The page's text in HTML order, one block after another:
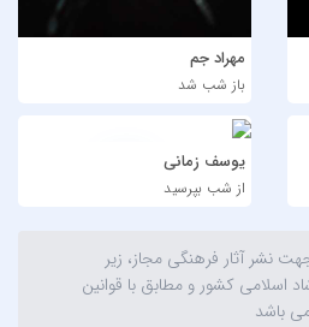
مهراد جم
باز شب شد
یوسف زمانی
از شب بپرسید
نشر آثار فرهنگی مجاز، زیر
اسلامی کشور و مطابق با قوانین
باشد